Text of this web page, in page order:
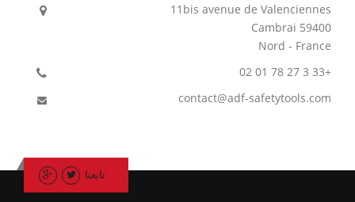
11bis avenue de Valenciennes
59400 Cambrai
Nord - France
+33 3 27 78 01 02
contact@adf-safetytools.com
تابعنا